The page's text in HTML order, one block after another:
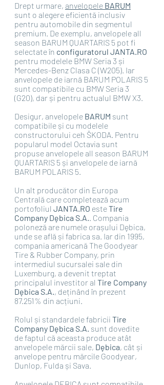
Drept urmare, anvelopele BARUM
sunt o alegere eficientă inclusiv
pentru automobile din segmentul
premium. De exemplu, anvelopele all
season BARUM QUARTARIS 5 pot fi
selectate în configuratorul JANTA.RO
pentru modelele BMW Seria 3 și
Mercedes-Benz Clasa C (W205). Iar
anvelopele de iarnă BARUM POLARIS 5
sunt compatibile cu BMW Seria 3
(G20), dar și pentru actualul BMW X3.
Desigur, anvelopele BARUM sunt
compatibile și cu modelele
constructorului ceh ŠKODA. Pentru
popularul model Octavia sunt
propuse anvelopele all season BARUM
QUARTARIS 5 și anvelopele de iarnă
BARUM POLARIS 5.
Un alt producător din Europa
Centrală care completează acum
portofoliul JANTA.RO este Tire
Company Dębica S.A.. Compania
poloneză are numele orașului Dębica,
unde se află și fabrica sa. Iar din 1995,
compania americană The Goodyear
Tire & Rubber Company, prin
intermediul sucursalei sale din
Luxemburg, a devenit treptat
principalul investitor al Tire Company
Dębica S.A., deținând în prezent
87.251% din acțiuni.
Rolul și standardele fabricii Tire
Company Dębica S.A. sunt dovedite
de faptul că aceasta produce atât
anvelopele mărcii sale, Dębica, cât și
anvelope pentru mărcile Goodyear,
Dunlop, Fulda și Sava.